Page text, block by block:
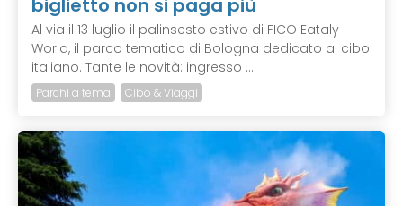
biglietto non si paga più
Al via il 13 luglio il palinsesto estivo di FICO Eataly
World, il parco tematico di Bologna dedicato al cibo
italiano. Tante le novità: ingresso ...
Parchi a tema Cibo & Viaggi